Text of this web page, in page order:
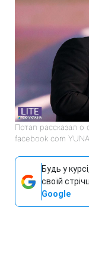
Потап рассказал
facebook com
Будь у
своїй
Google